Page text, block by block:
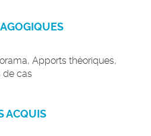
Apports théoriques,
de cas
ACQUIS